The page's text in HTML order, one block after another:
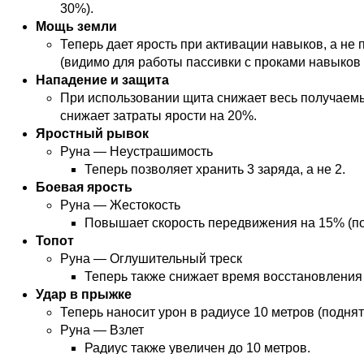
30%).
Мощь земли
Теперь дает ярость при активации навыков, а не
(видимо для работы пассивки с проками навыков
Нападение и защита
При использовании щита снижает весь
снижает затраты ярости на 20%.
Яростный рывок
Руна — Неустрашимость
Теперь позволяет хранить 3 заряда, а не 2.
Боевая ярость
Руна — Жестокость
Повышает скорость передвижения на 15%
Топот
Руна — Оглушительный треск
Теперь также снижает время
Удар в прыжке
Теперь наносит урон в радиусе 10 метров
Руна — Взлет
Радиус также увеличен до 10 метров.